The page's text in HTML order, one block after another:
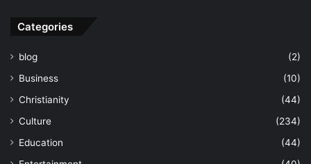
Categories
blog
(2)
Business
(10)
Christianity
(44)
Culture
(234)
Education
(44)